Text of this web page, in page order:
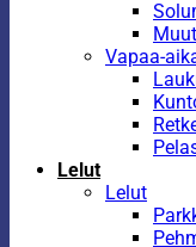
Vapaa-
Lelut
Lelut